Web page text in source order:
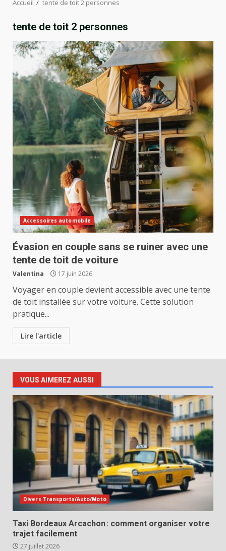
Accueil tente de toit 2 personnes
tente de toit 2 personnes
Accessoires automobile
Évasion en couple sans se ruiner avec une
tente de toit de voiture
Valentina 17 juin 2026
Voyager en couple devient accessible avec une tente
de toit installée sur votre voiture. Cette solution
pratique...
Lire l'article
VOUS AIMEREZ AUSSI
Divers Transports/Auto/Moto
Taxi Bordeaux Arcachon : comment organiser votre
trajet facilement
27 juillet 2026